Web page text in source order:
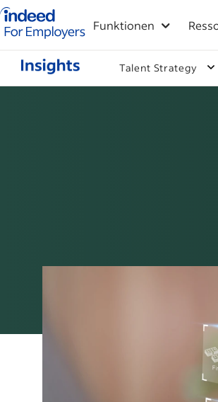
Indeed-Startseite für Arbeitgeber
Funktionen
Talent Strategy